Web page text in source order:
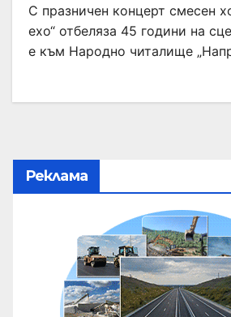
С празничен концерт смесен
ехо“ отбеляза 45 години на
е към Народно читалище
Реклама